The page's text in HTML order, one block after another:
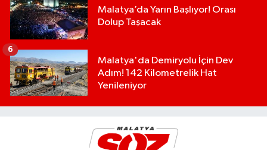
Malatya’da Yarın Başlıyor! Orası
Dolup Taşacak
Malatya'da Demiryolu İçin Dev
Adım! 142 Kilometrelik Hat
Yenileniyor
6